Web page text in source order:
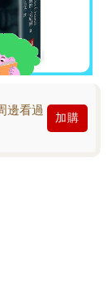
邊看過
加購